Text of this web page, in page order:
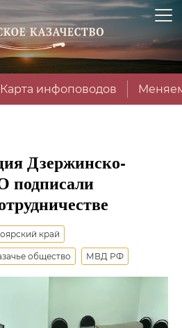
Карта инфоповодов
Дзержинско-
подписали
край
общество МВД РФ